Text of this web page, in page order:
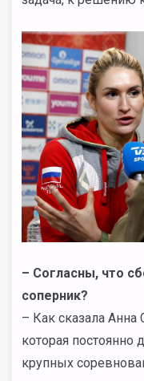
– Согласны, что
соперник?
– Как сказала Анна
которая
крупных